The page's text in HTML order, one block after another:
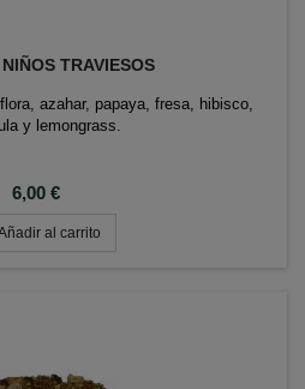
TRAVIESOS
azahar, papaya, fresa, hibisco,
y lemongrass.
Precio
6,00 €
al carrito